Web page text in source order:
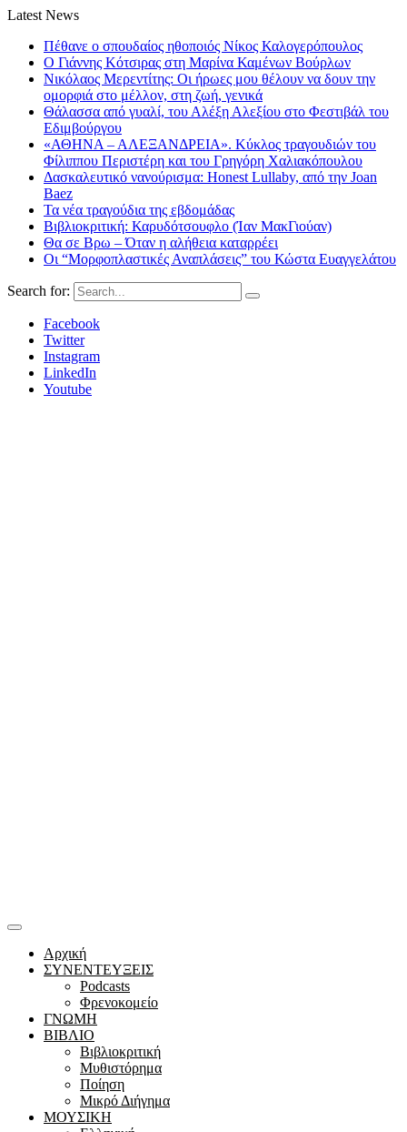
Latest News
Πέθανε ο σπουδαίος ηθοποιός Νίκος Καλογερόπουλος
Ο Γιάννης Κότσιρας στη Μαρίνα Καμένων Βούρλων
Νικόλαος Μερεντίτης: Οι ήρωες μου θέλουν να δουν την
ομορφιά στο μέλλον, στη ζωή, γενικά
Θάλασσα από γυαλί, του Αλέξη Αλεξίου στο Φεστιβάλ του
Εδιμβούργου
«ΑΘΗΝΑ – ΑΛΕΞΑΝΔΡΕΙΑ». Κύκλος τραγουδιών του
Φίλιππου Περιστέρη και του Γρηγόρη Χαλιακόπουλου
Δασκαλευτικό νανούρισμα: Honest Lullaby, από την Joan
Baez
Τα νέα τραγούδια της εβδομάδας
Βιβλιοκριτική: Καρυδότσουφλο (Ίαν ΜακΓιούαν)
Θα σε Βρω – Όταν η αλήθεια καταρρέει
Οι “Μορφοπλαστικές Αναπλάσεις” του Κώστα Ευαγγελάτου
Search for:
Facebook
Twitter
Instagram
LinkedIn
Youtube
Αρχική
ΣΥΝΕΝΤΕΥΞΕΙΣ
Podcasts
Φρενοκομείο
ΓΝΩΜΗ
ΒΙΒΛΙΟ
Βιβλιοκριτική
Μυθιστόρημα
Ποίηση
Μικρό Διήγημα
ΜΟΥΣΙΚΗ